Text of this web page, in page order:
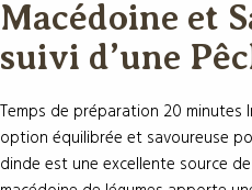
Temps de préparation 20
option équilibrée et savoureuse
la macédoine de légumes apporte
fibres. La salade verte ajoute une
croquant, et...